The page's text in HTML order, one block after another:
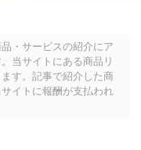
・サービスの紹介にア
当サイトにある商品リ
す。記事で紹介した商
イトに報酬が支払われ